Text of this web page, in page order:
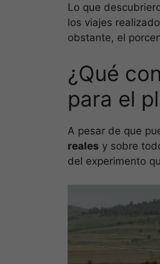
Lo que
los viajes
obstante, el
¿Qué
para el
A pesar de que
reales y sobre
del experimento